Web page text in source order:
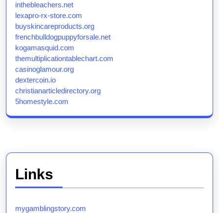
inthebleachers.net
lexapro-rx-store.com
buyskincareproducts.org
frenchbulldogpuppyforsale.net
kogamasquid.com
themultiplicationtablechart.com
casinoglamour.org
dextercoin.io
christianarticledirectory.org
5homestyle.com
Links
mygamblingstory.com